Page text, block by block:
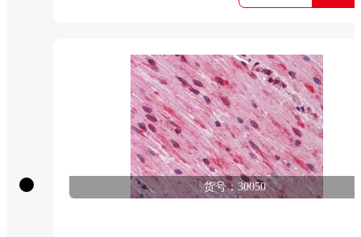
货号：30050